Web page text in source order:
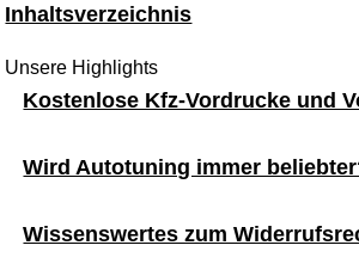
Inhaltsverzeichnis
Unsere Highlights
Kostenlose Kfz-Vordrucke und
Wird Autotuning immer
Wissenswertes zum